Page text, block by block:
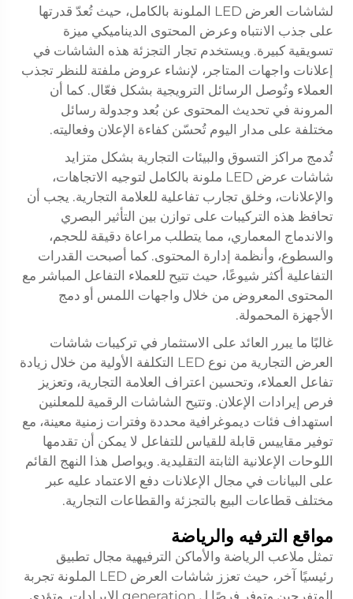
لشاشات العرض LED الملونة بالكامل، حيث تُعدّ قدرتها
على جذب الانتباه وعرض المحتوى الديناميكي ميزة
تسويقية كبيرة. ويستخدم تجار التجزئة هذه الشاشات في
إعلانات واجهات المتاجر، لإنشاء عروض ملفتة للنظر تجذب
العملاء وتُوصل الرسائل الترويجية بشكل فعّال. كما أن
المرونة في تحديث المحتوى عن بُعد وجدولة رسائل
مختلفة على مدار اليوم تُحسّن كفاءة الإعلان وفعاليته.
تُدمج مراكز التسوق والبيئات التجارية بشكل متزايد
شاشات عرض LED ملونة بالكامل لتوجيه الاتجاهات،
والإعلانات، وخلق تجارب تفاعلية للعلامة التجارية. يجب أن
تحافظ هذه التركيبات على توازن بين التأثير البصري
والاندماج المعماري، مما يتطلب مراعاة دقيقة للحجم،
والسطوع، وأنظمة إدارة المحتوى. كما أصبحت القدرات
التفاعلية أكثر شيوعًا، حيث تتيح للعملاء التفاعل المباشر مع
المحتوى المعروض من خلال واجهات اللمس أو دمج
الأجهزة المحمولة.
غالبًا ما يبرر العائد على الاستثمار في تركيبات شاشات
العرض التجارية من نوع LED التكلفة الأولية من خلال زيادة
تفاعل العملاء، وتحسين اعتراف العلامة التجارية، وتعزيز
فرص إيرادات الإعلان. وتتيح الشاشات الرقمية للمعلنين
استهداف فئات ديموغرافية محددة وفترات زمنية معينة، مع
توفير مقاييس قابلة للقياس للتفاعل لا يمكن أن تقدمها
اللوحات الإعلانية الثابتة التقليدية. ويواصل هذا النهج القائم
على البيانات في مجال الإعلانات دفع الاعتماد عليه عبر
مختلف قطاعات البيع بالتجزئة والقطاعات التجارية.
مواقع الترفيه والرياضة
تمثل ملاعب الرياضة والأماكن الترفيهية مجال تطبيق
رئيسيًا آخر، حيث تعزز شاشات العرض LED الملونة تجربة
المتفرجين وتوفر فرصًا ل generation الإيرادات. وتؤدي